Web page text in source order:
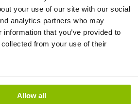
your use of our site with our social
analytics partners who may
that you’ve provided to
from your use of their
Allow all